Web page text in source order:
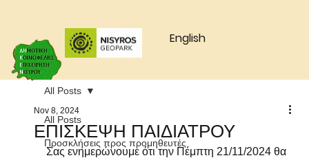
English
All Posts
Προσκλήσεις προς προμηθευτές
All Posts
ΕΠΙΣΚΕΨΗ ΠΑΙΔΙΑΤΡΟΥ
Nov 8, 2024
Σας ενημερώνουμε ότι την Πέμπτη 21/11/2024 θα